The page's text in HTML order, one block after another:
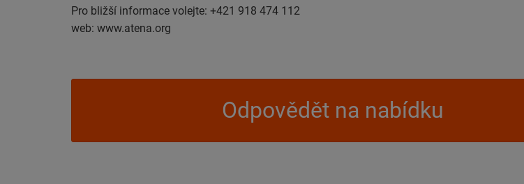
Pro bližší informace volejte: +421 918 474 112
web: www.atena.org
Odpovědět na nabídku